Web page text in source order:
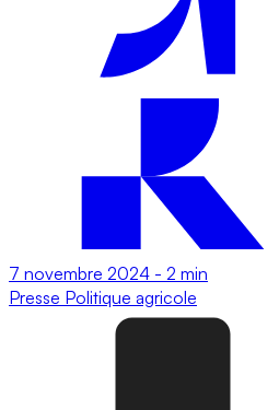
7 novembre 2024 - 2 min
Presse Politique agricole